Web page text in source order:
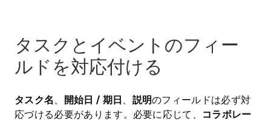
タスクとイベントのフィー
ルドを対応付ける
タスク名 開始日 / 期日 説明のフィールドは必ず対
応づける必要があります。必要に応じて、
コラボレー